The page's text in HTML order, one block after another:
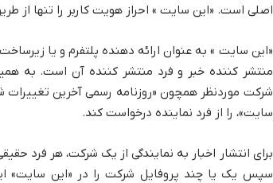
اصلی است. «این سایت » احراز هویت کاربر را تنها از
«این سایت » به عنوان ارائه دهنده پلتفرم و یا
منتشر کننده خبر و فرد منتشر کننده آن است. به
شرکت موردنظر همچون «روزنامه رسمی آخرین
سایت»، را از فرد نماینده درخواست کند.
برای انتشار اخبار به نمایندگی از یک شرکت، هر فرد
سپس یک یا چند پروفایل شرکت را در «این سایت»